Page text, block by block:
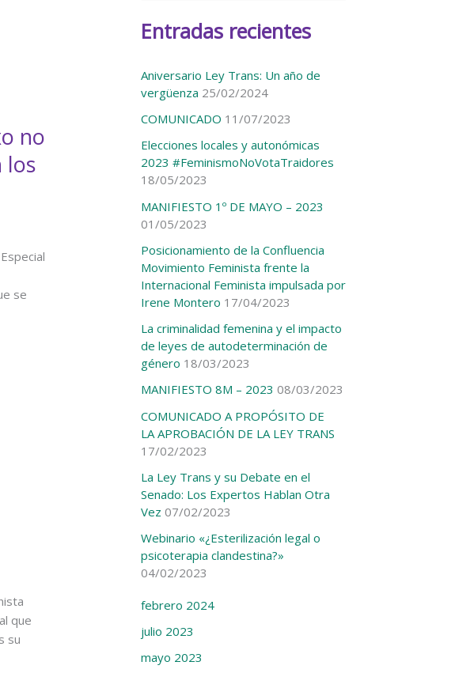
no
los
se
que
su
s
c
r
p
o
r
Entradas recientes
Aniversario Ley Trans: Un año de
vergüenza 25/02/2024
COMUNICADO 11/07/2023
Elecciones locales y autonómicas
2023 #FeminismoNoVotaTraidores
18/05/2023
MANIFIESTO 1º DE MAYO – 2023
01/05/2023
Posicionamiento de la Confluencia
Movimiento Feminista frente la
Internacional Feminista impulsada por
Irene Montero 17/04/2023
La criminalidad femenina y el impacto
de leyes de autodeterminación de
género 18/03/2023
MANIFIESTO 8M – 2023 08/03/2023
COMUNICADO A PROPÓSITO DE
LA APROBACIÓN DE LA LEY TRANS
17/02/2023
La Ley Trans y su Debate en el
Senado: Los Expertos Hablan Otra
Vez 07/02/2023
Webinario «¿Esterilización legal o
psicoterapia clandestina?»
04/02/2023
febrero 2024
julio 2023
mayo 2023